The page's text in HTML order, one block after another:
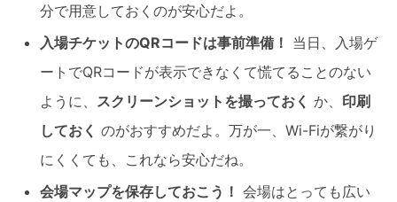
分で用意しておくのが安心だよ。
入場チケットのQRコードは事前準備！ 当日、入場ゲ
ートでQRコードが表示できなくて慌てることのない
ように、 スクリーンショットを撮っておく か、 印刷
しておく のがおすすめだよ。万が一、Wi-Fiが繋がり
にくくても、これなら安心だね。
会場マップを保存しておこう！ 会場はとっても広い